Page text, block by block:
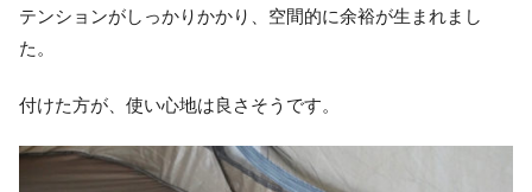
テンションがしっかりかかり、空間的に余裕が生まれまし
た。
付けた方が、使い心地は良さそうです。